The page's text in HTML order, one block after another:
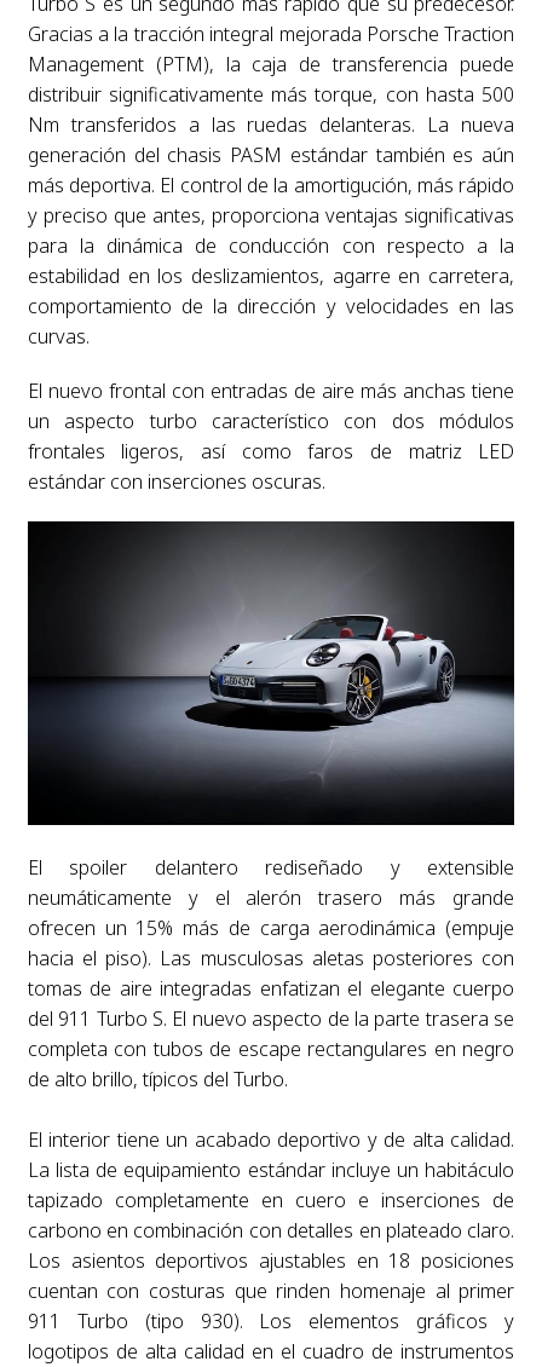
Gracias a la tracción integral mejorada Porsche Traction
Management (PTM), la caja de transferencia puede
distribuir significativamente más torque, con hasta 500
Nm transferidos a las ruedas delanteras. La nueva
generación del chasis PASM estándar también es aún
más deportiva. El control de la amortigución, más rápido
y preciso que antes, proporciona ventajas significativas
para la dinámica de conducción con respecto a la
estabilidad en los deslizamientos, agarre en carretera,
comportamiento de la dirección y velocidades en las
curvas.
El nuevo frontal con entradas de aire más anchas tiene
un aspecto turbo característico con dos módulos
frontales ligeros, así como faros de matriz LED
estándar con inserciones oscuras.
El spoiler delantero rediseñado y extensible
neumáticamente y el alerón trasero más grande
ofrecen un 15% más de carga aerodinámica (empuje
hacia el piso). Las musculosas aletas posteriores con
tomas de aire integradas enfatizan el elegante cuerpo
del 911 Turbo S. El nuevo aspecto de la parte trasera se
completa con tubos de escape rectangulares en negro
de alto brillo, típicos del Turbo.
El interior tiene un acabado deportivo y de alta calidad.
La lista de equipamiento estándar incluye un habitáculo
tapizado completamente en cuero e inserciones de
carbono en combinación con detalles en plateado claro.
Los asientos deportivos ajustables en 18 posiciones
cuentan con costuras que rinden homenaje al primer
911 Turbo (tipo 930). Los elementos gráficos y
logotipos de alta calidad en el cuadro de instrumentos